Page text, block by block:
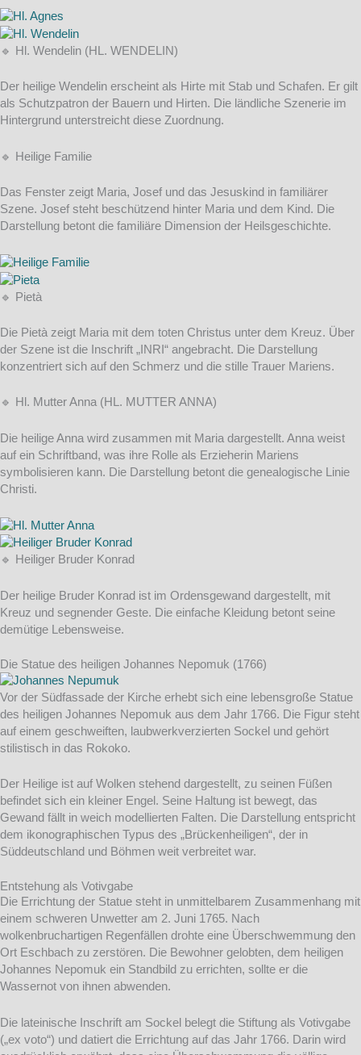
🔹 Hl. Wendelin (HL. WENDELIN)
Der heilige Wendelin erscheint als Hirte mit Stab und Schafen. Er gilt
als Schutzpatron der Bauern und Hirten. Die ländliche Szenerie im
Hintergrund unterstreicht diese Zuordnung.
🔹 Heilige Familie
Das Fenster zeigt Maria, Josef und das Jesuskind in familiärer
Szene. Josef steht beschützend hinter Maria und dem Kind. Die
Darstellung betont die familiäre Dimension der Heilsgeschichte.
🔹 Pietà
Die Pietà zeigt Maria mit dem toten Christus unter dem Kreuz. Über
der Szene ist die Inschrift „INRI“ angebracht. Die Darstellung
konzentriert sich auf den Schmerz und die stille Trauer Mariens.
🔹 Hl. Mutter Anna (HL. MUTTER ANNA)
Die heilige Anna wird zusammen mit Maria dargestellt. Anna weist
auf ein Schriftband, was ihre Rolle als Erzieherin Mariens
symbolisieren kann. Die Darstellung betont die genealogische Linie
Christi.
🔹 Heiliger Bruder Konrad
Der heilige Bruder Konrad ist im Ordensgewand dargestellt, mit
Kreuz und segnender Geste. Die einfache Kleidung betont seine
demütige Lebensweise.
Die Statue des heiligen Johannes Nepomuk (1766)
Vor der Südfassade der Kirche erhebt sich eine lebensgroße Statue
des heiligen Johannes Nepomuk aus dem Jahr 1766. Die Figur steht
auf einem geschweiften, laubwerkverzierten Sockel und gehört
stilistisch in das Rokoko.
Der Heilige ist auf Wolken stehend dargestellt, zu seinen Füßen
befindet sich ein kleiner Engel. Seine Haltung ist bewegt, das
Gewand fällt in weich modellierten Falten. Die Darstellung entspricht
dem ikonographischen Typus des „Brückenheiligen“, der in
Süddeutschland und Böhmen weit verbreitet war.
Entstehung als Votivgabe
Die Errichtung der Statue steht in unmittelbarem Zusammenhang mit
einem schweren Unwetter am 2. Juni 1765. Nach
wolkenbruchartigen Regenfällen drohte eine Überschwemmung den
Ort Eschbach zu zerstören. Die Bewohner gelobten, dem heiligen
Johannes Nepomuk ein Standbild zu errichten, sollte er die
Wassernot von ihnen abwenden.
Die lateinische Inschrift am Sockel belegt die Stiftung als Votivgabe
(„ex voto“) und datiert die Errichtung auf das Jahr 1766. Darin wird